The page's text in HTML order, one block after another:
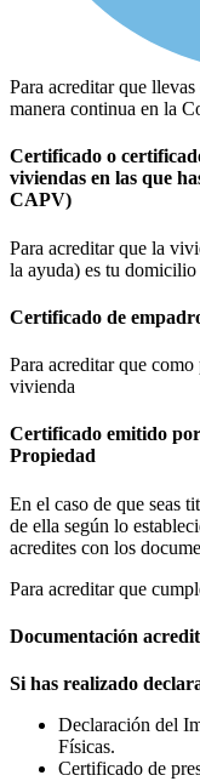
Para acreditar que
manera continua en la
Certificado o
viviendas en las que
CAPV)
Para acreditar que la
la ayuda) es tu
Certificado de
Para acreditar que
vivienda
Certificado emitido
Propiedad
En el caso de que seas
de ella según lo
acredites con los
Para acreditar que
Documentación
Si has realizado
Declaración del
Físicas.
Certificado de